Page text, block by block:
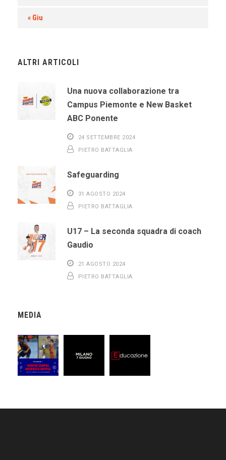
« Giu
ALTRI ARTICOLI
Una nuova collaborazione tra
Campus Piemonte e New Basket
ABC Ponente
24 SETTEMBRE 2024
PIETRO BATTAGLIA
Safeguarding
31 AGOSTO 2024
PIETRO BATTAGLIA
U17 – La seconda squadra di coach
Gaudio
21 AGOSTO 2024
PIETRO BATTAGLIA
MEDIA